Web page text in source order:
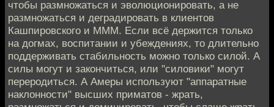
чтобы размножаться и эволюционировать, а не
размножаться и деградировать в клиентов
Кашпировского и МММ. Если всё держится только
на догмах, воспитании и убеждениях, то длительно
поддерживать стабильность можно только силой. А
силы могут и закончиться, или "силовики" могут
переродиться. А Амеры используют "аппаратные
наклонности" высших приматов - жрать,